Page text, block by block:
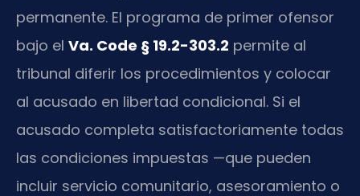
permanente. El programa de primer ofensor
bajo el Va. Code § 19.2-303.2 permite al
tribunal diferir los procedimientos y colocar
al acusado en libertad condicional. Si el
acusado completa satisfactoriamente todas
las condiciones impuestas —que pueden
incluir servicio comunitario, asesoramiento o